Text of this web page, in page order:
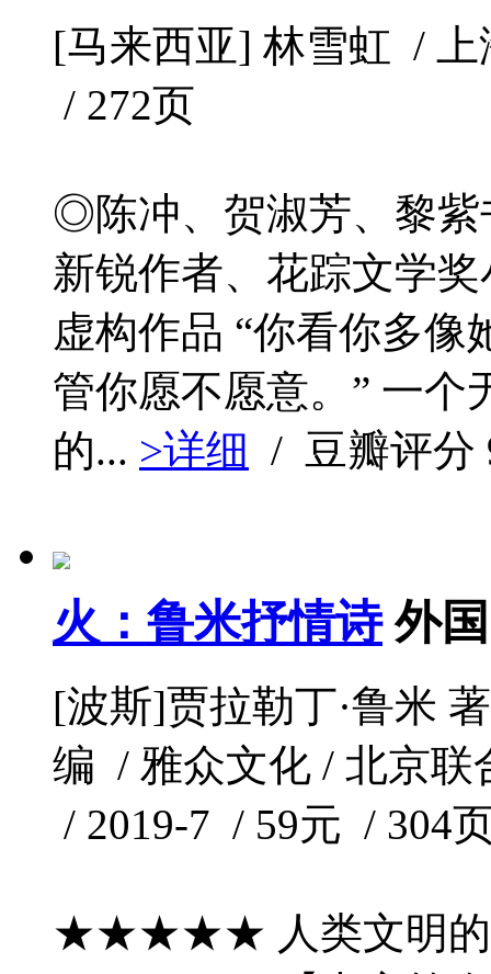
[马来西亚] 林雪虹 /
/ 272页
◎陈冲、贺淑芳、黎
新锐作者、花踪文学
虚构作品 “你看你多
管你愿不愿意。” 一个
的... >详细 / 豆瓣评分
火：鲁米抒情诗 外
[波斯]贾拉勒丁·鲁米
编 / 雅众文化 / 北京联
/ 2019-7 / 59元 / 304
★★★★★ 人类文明的